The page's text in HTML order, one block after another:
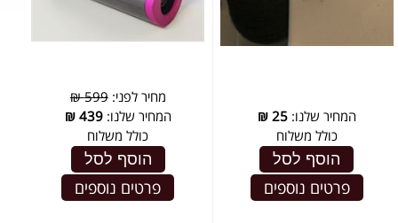
המחיר שלנו:25
₪
כולל משלוח
הוסף לסל
פרטים נוספים
מחיר לפני:599 ₪
המחיר שלנו:439
₪
כולל משלוח
הוסף לסל
פרטים נוספים